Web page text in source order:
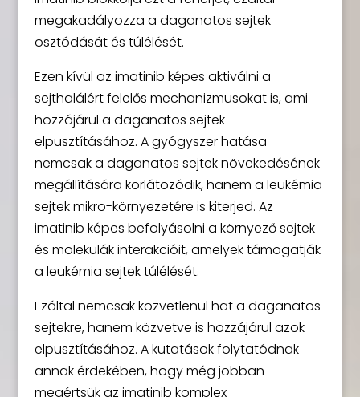
megakadályozza a daganatos sejtek
osztódását és túlélését.
Ezen kívül az imatinib képes aktiválni a
sejthalálért felelős mechanizmusokat is, ami
hozzájárul a daganatos sejtek
elpusztításához. A gyógyszer hatása
nemcsak a daganatos sejtek növekedésének
megállítására korlátozódik, hanem a leukémia
sejtek mikro-környezetére is kiterjed. Az
imatinib képes befolyásolni a környező sejtek
és molekulák interakcióit, amelyek támogatják
a leukémia sejtek túlélését.
Ezáltal nemcsak közvetlenül hat a daganatos
sejtekre, hanem közvetve is hozzájárul azok
elpusztításához. A kutatások folytatódnak
annak érdekében, hogy még jobban
megértsük az imatinib komplex